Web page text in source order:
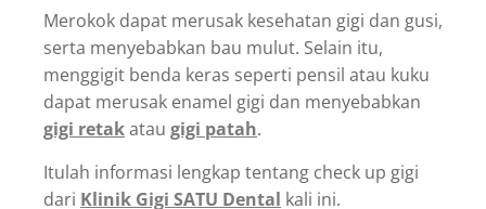
Merokok dapat merusak kesehatan gigi dan gusi,
serta menyebabkan bau mulut. Selain itu,
menggigit benda keras seperti pensil atau kuku
dapat merusak enamel gigi dan menyebabkan
gigi retakatau gigi patah.
Itulah informasi lengkap tentang check up gigi
dari Klinik Gigi SATU Dental kali ini.